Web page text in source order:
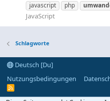
javascript
php
JavaScript
Schlagworte
Deutsch [Du]
Nutzungsbedingungen
R